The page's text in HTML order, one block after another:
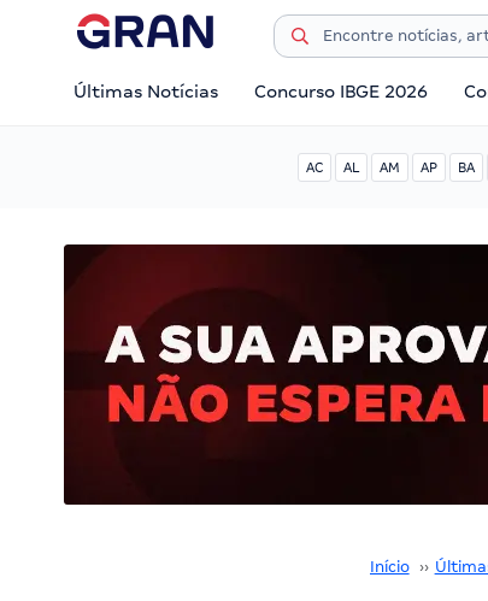
Últimas Notícias Concurso IBGE 2026
AC AL AM AP BA
Início ››